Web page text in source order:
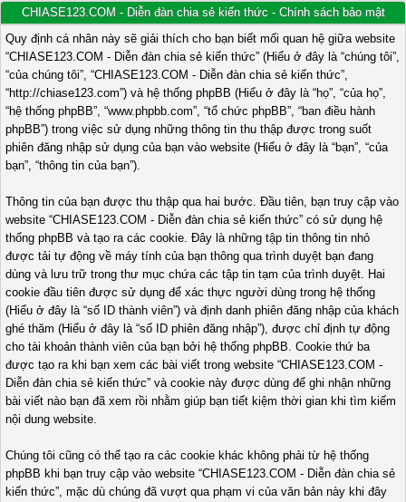
CHIASE123.COM - Diễn đàn chia sẻ kiến thức - Chính sách bảo mật
Quy định cá nhân này sẽ giải thích cho bạn biết mối quan hệ giữa website
“CHIASE123.COM - Diễn đàn chia sẻ kiến thức” (Hiểu ở đây là “chúng tôi”,
“của chúng tôi”, “CHIASE123.COM - Diễn đàn chia sẻ kiến thức”,
“http://chiase123.com”) và hệ thống phpBB (Hiểu ở đây là “họ”, “của họ”,
“hệ thống phpBB”, “www.phpbb.com”, “tổ chức phpBB”, “ban điều hành
phpBB”) trong việc sử dụng những thông tin thu thập được trong suốt
phiên đăng nhập sử dụng của bạn vào website (Hiểu ở đây là “bạn”, “của
bạn”, “thông tin của bạn”).
Thông tin của bạn được thu thập qua hai bước. Đầu tiên, bạn truy cập vào
website “CHIASE123.COM - Diễn đàn chia sẻ kiến thức” có sử dụng hệ
thống phpBB và tạo ra các cookie. Đây là những tập tin thông tin nhỏ
được tải tự động về máy tính của bạn thông qua trình duyệt bạn đang
dùng và lưu trữ trong thư mục chứa các tập tin tạm của trình duyệt. Hai
cookie đầu tiên được sử dụng để xác thực người dùng trong hệ thống
(Hiểu ở đây là “số ID thành viên”) và định danh phiên đăng nhập của khách
ghé thăm (Hiểu ở đây là “số ID phiên đăng nhập”), được chỉ định tự động
cho tài khoản thành viên của bạn bởi hệ thống phpBB. Cookie thứ ba
được tạo ra khi bạn xem các bài viết trong website “CHIASE123.COM -
Diễn đàn chia sẻ kiến thức” và cookie này được dùng để ghi nhận những
bài viết nào bạn đã xem rồi nhằm giúp bạn tiết kiệm thời gian khi tìm kiếm
nội dung website.
Chúng tôi cũng có thể tạo ra các cookie khác không phải từ hệ thống
phpBB khi bạn truy cập vào website “CHIASE123.COM - Diễn đàn chia sẻ
kiến thức”, mặc dù chúng đã vượt qua phạm vi của văn bản này khi đây